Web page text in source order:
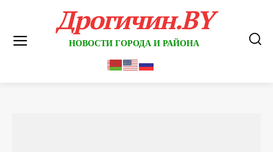
Дрогичин.BY
НОВОСТИ ГОРОДА И РАЙОНА